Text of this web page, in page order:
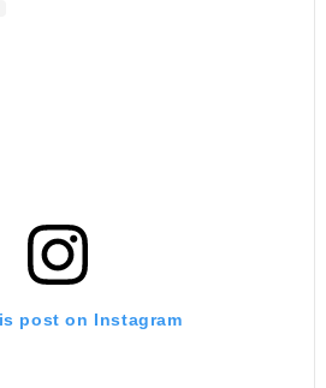
post on Instagram